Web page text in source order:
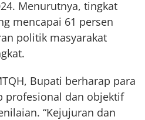
Menurutnya, tingkat
mencapai 61 persen
politik masyarakat
Bupati berharap para
profesional dan objektif
“Kejujuran dan